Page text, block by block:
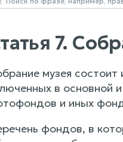
7.
музея состоит
в основной
и иных
фондов, в